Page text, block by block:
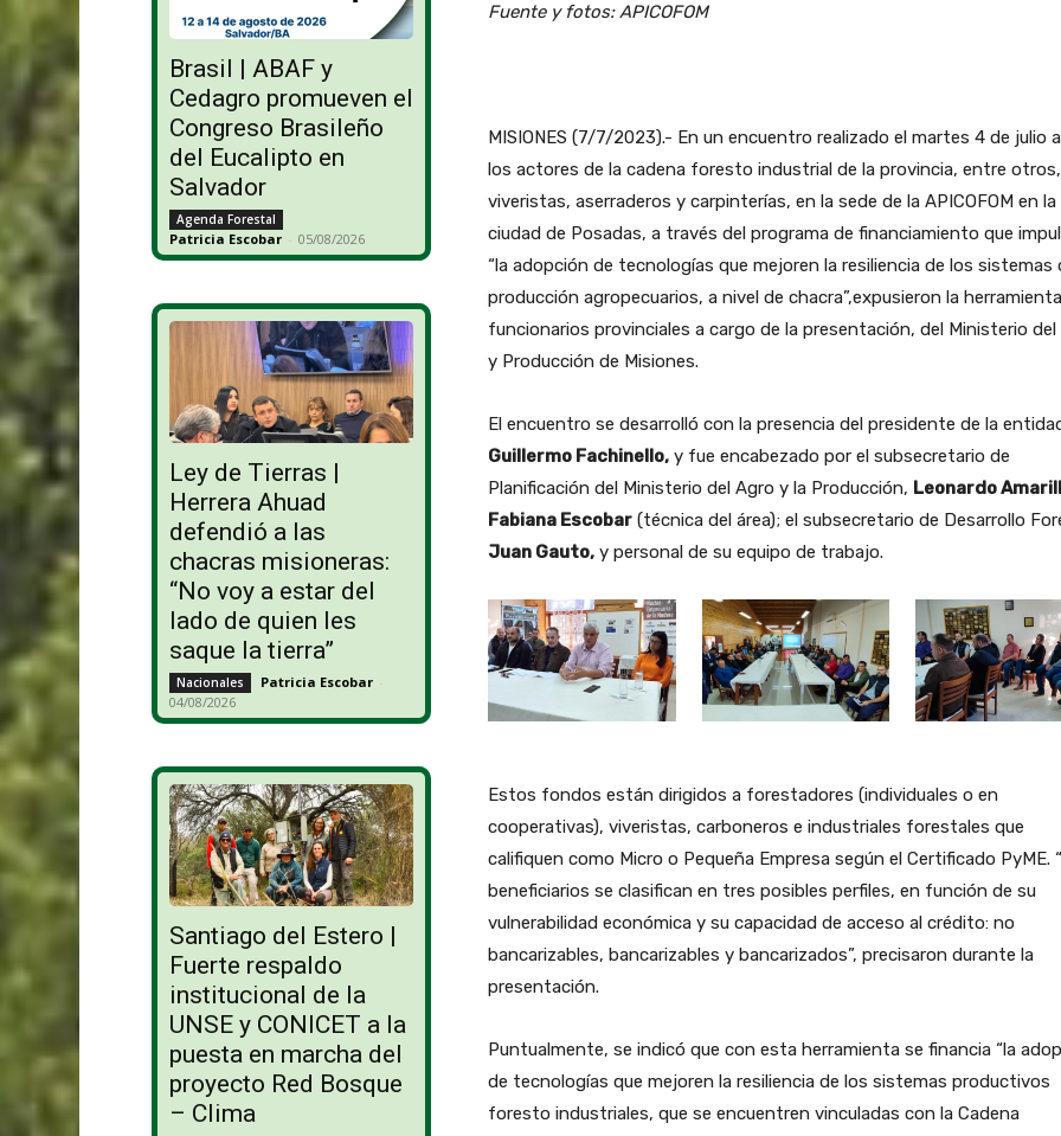
Brasil | ABAF y
Cedagro promueven el
Congreso Brasileño
del Eucalipto en
Salvador
Agenda Forestal
Patricia Escobar - 05/08/2026
Ley de Tierras |
Herrera Ahuad
defendió a las
chacras misioneras:
“No voy a estar del
lado de quien les
saque la tierra”
Nacionales Patricia Escobar -
04/08/2026
Santiago del Estero |
Fuerte respaldo
institucional de la
UNSE y CONICET a la
puesta en marcha del
proyecto Red Bosque
– Clima
Fuente y fotos: APICOFOM
MISIONES (7/7/2023).- En un encuentro realizado el martes 4 de julio
los actores de la cadena foresto industrial de la provincia, entre otros,
viveristas, aserraderos y carpinterías, en la sede de la APICOFOM en la
ciudad de Posadas, a través del programa de financiamiento que
“la adopción de tecnologías que mejoren la resiliencia de los sistemas
producción agropecuarios, a nivel de chacra”,expusieron la
funcionarios provinciales a cargo de la presentación, del Ministerio del
y Producción de Misiones.
El encuentro se desarrolló con la presencia del presidente de la
Guillermo Fachinello,y fue encabezado por el subsecretario de
Planificación del Ministerio del Agro y la Producción, Leonardo
Fabiana Escobar(técnica del área); el subsecretario de Desarrollo
Juan Gauto,y personal de su equipo de trabajo.
Estos fondos están dirigidos a forestadores (individuales o en
cooperativas), viveristas, carboneros e industriales forestales que
califiquen como Micro o Pequeña Empresa según el Certificado PyME.
beneficiarios se clasifican en tres posibles perfiles, en función de su
vulnerabilidad económica y su capacidad de acceso al crédito: no
bancarizables, bancarizables y bancarizados”, precisaron durante la
presentación.
Puntualmente, se indicó que con esta herramienta se financia “la
de tecnologías que mejoren la resiliencia de los sistemas productivos
foresto industriales, que se encuentren vinculadas con la Cadena